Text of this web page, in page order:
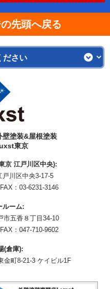
先頭へ戻る
壁塗装&屋根塗装
東京
京 江戸川区中央):
戸川区中央3-17-5
：03-6231-3146
ルーム:
市五香８丁目34-10
：047-710-9602
(倉庫):
金町8-21-3 ケイビル1F